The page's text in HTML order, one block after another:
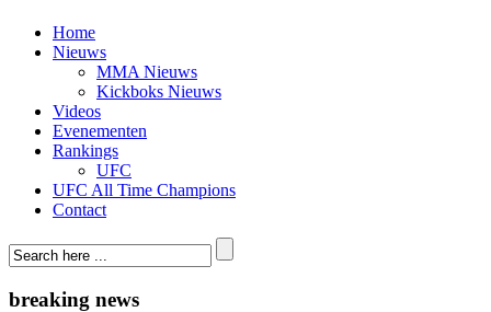
Home
Nieuws
MMA Nieuws
Kickboks Nieuws
Videos
Evenementen
Rankings
UFC
UFC All Time Champions
Contact
breaking news